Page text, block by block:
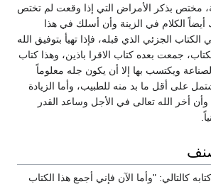
مختص بذكر الأمراض التي إذا وقعت لم تختص
أيضاً الكلام في الزينة وأن أسلك في هذا
الجزئي الذي قبله، فإذا تهيأ بتوفيق الله
جمعت بعده كتاب الاقرا باذين، وهذا كتاب
ويكتسب بها إلا أن يكون جله معلوماً
على أقل ما بد منه للطبيب، وأما الزيادة
أخر الله تعالى في الأجل وساعد القدر
كالتالي: "وأما الآن فإني أجمع هذا الكتاب